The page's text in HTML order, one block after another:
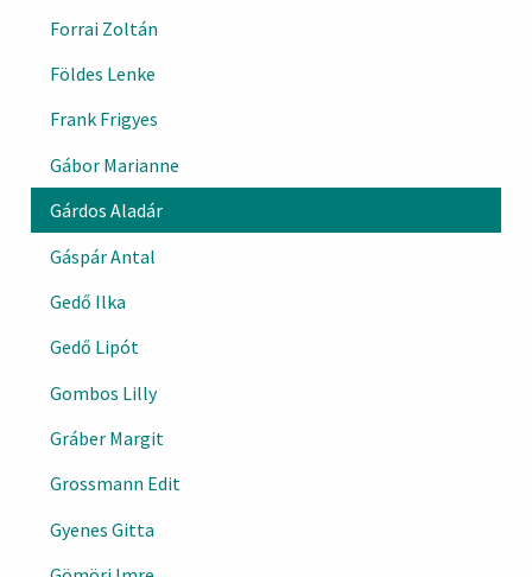
Forrai Zoltán
Földes Lenke
Frank Frigyes
Gábor Marianne
Gárdos Aladár
Gáspár Antal
Gedő Ilka
Gedő Lipót
Gombos Lilly
Gráber Margit
Grossmann Edit
Gyenes Gitta